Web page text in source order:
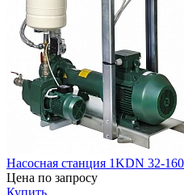
Насосная станция 1KDN 32-
Цена по запросу